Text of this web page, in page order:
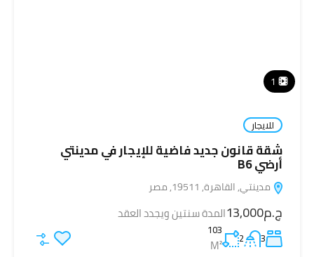
1
للايجار
شقة قانون جديد فاضية للإيجار في مدينتي
أرضي B6
مدينتي, القاهرة, 19511, مصر
ج.م13,000 المدة سنتين ويجدد العقد
3
2
103
M²